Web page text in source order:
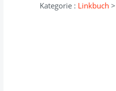
Kategorie : Linkbuch